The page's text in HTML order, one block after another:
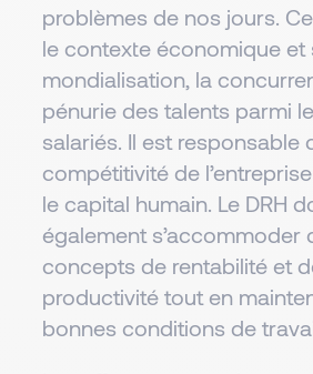
problèmes de nos jours.
le contexte économique et
mondialisation, la
pénurie des talents parmi
salariés. Il est responsable
compétitivité de
le capital humain. Le DRH
également s’accommoder
concepts de rentabilité et
productivité tout en
bonnes conditions de